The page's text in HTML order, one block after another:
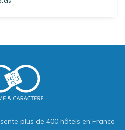
plus de 400 hôtels en France